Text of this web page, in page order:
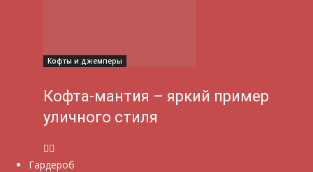
Кофты и джемперы
Кофта-мантия – яркий пример
уличного стиля
Гардероб